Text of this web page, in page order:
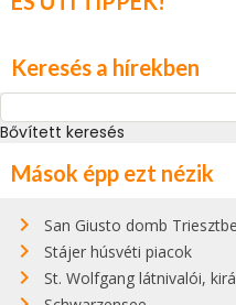
Keresés a hírekben
Bővített keresés
Mások épp ezt nézik
San Giusto domb
Stájer húsvéti piacok
St. Wolfgang látnivalói,